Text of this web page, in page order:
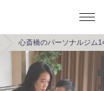
心斎橋のパーソナルジム